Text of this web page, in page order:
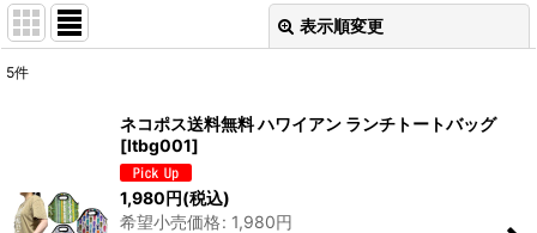
表示順変更
並び順:
5件
ネコポス送料無料 ハワイアン ランチトートバッグ
[ltbg001]
1,980円(税込)
希望小売価格: 1,980円